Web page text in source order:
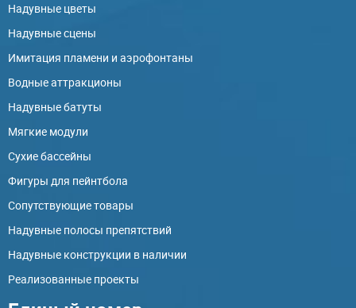
Надувные цветы
Надувные сцены
Имитация пламени и аэрофонтаны
Водные аттракционы
Надувные батуты
Мягкие модули
Сухие бассейны
Фигуры для пейнтбола
Сопутствующие товары
Надувные полосы препятствий
Надувные конструкции в наличии
Реализованные проекты